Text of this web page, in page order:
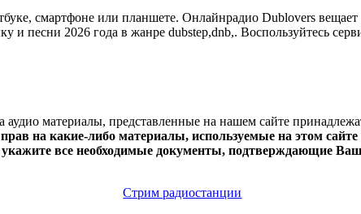
смартфоне или планшете. Онлайнрадио Dublovers вещает
и песни 2026 года в жанре dubstep,dnb,. Воспользуйтесь
аудио материалы, представленные на нашем сайте
на какие-либо материалы, используемые на этом
все необходимые документы, подтверждающие
Стрим радиостанции